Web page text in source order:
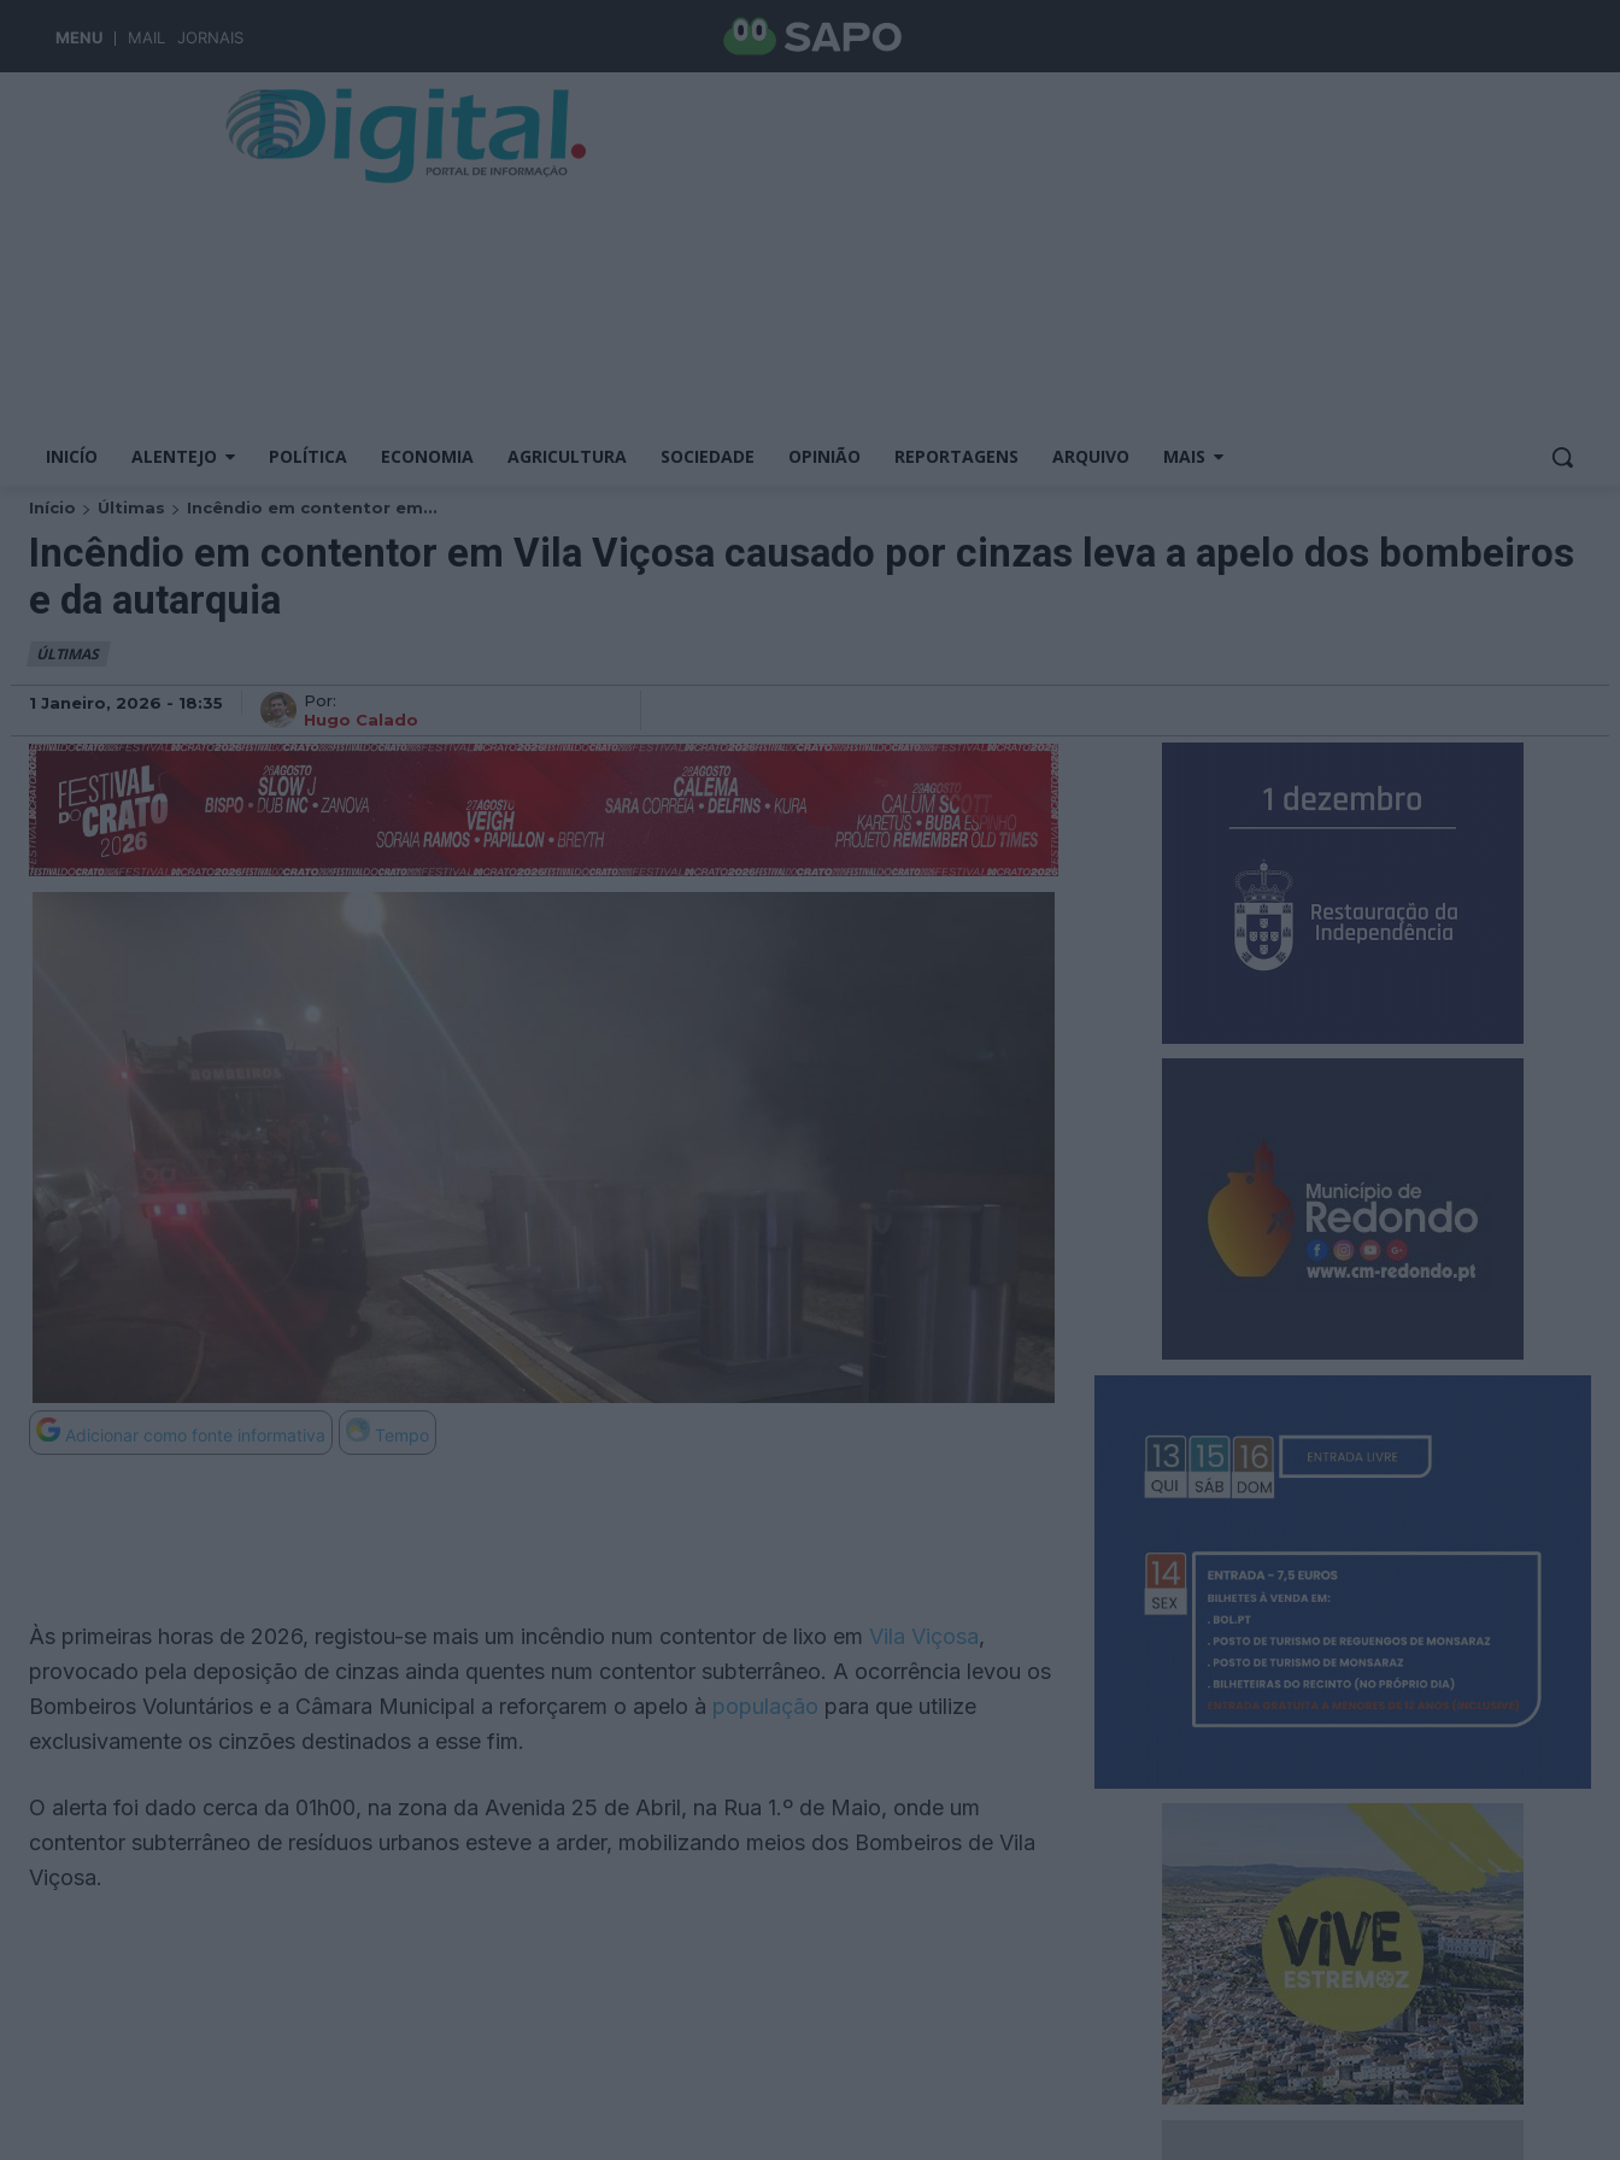
MENU MAIL JORNAIS
INICÍO ALENTEJO POLÍTICA ECONOMIA AGRICULTURA SOCIEDADE OPINIÃO REPORTAGENS ARQUIVO MAIS
Início Últimas Incêndio em contentor em...
Incêndio em contentor em Vila Viçosa causado por cinzas leva a apelo dos bombeiros
e da autarquia
ÚLTIMAS
1 Janeiro, 2026 - 18:35
Por:
Hugo Calado
Adicionar como fonte informativa Tempo
Às primeiras horas de 2026, registou-se mais um incêndio num contentor de lixo em Vila Viçosa,
provocado pela deposição de cinzas ainda quentes num contentor subterrâneo. A ocorrência levou os
Bombeiros Voluntários e a Câmara Municipal a reforçarem o apelo à população para que utilize
exclusivamente os cinzões destinados a esse fim.
O alerta foi dado cerca da 01h00, na zona da Avenida 25 de Abril, na Rua 1.º de Maio, onde um
contentor subterrâneo de resíduos urbanos esteve a arder, mobilizando meios dos Bombeiros de Vila
Viçosa.